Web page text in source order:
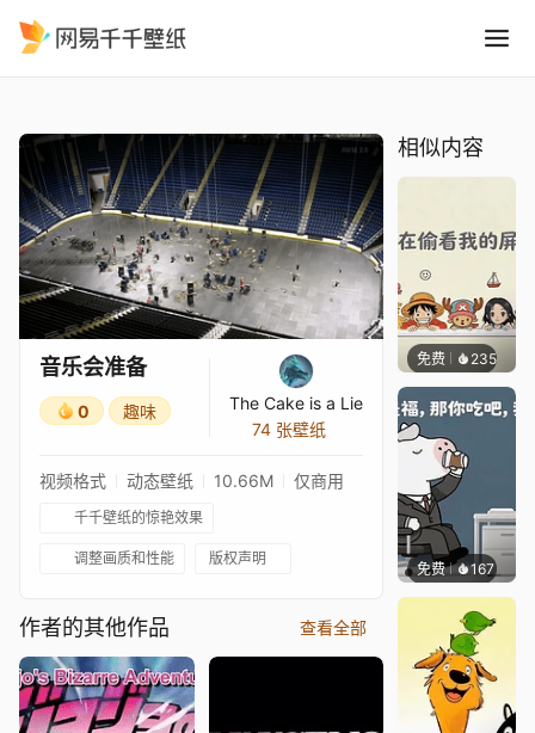
音乐会准备
0 趣味
The Cake is a Lie
74 张壁纸
视频格式 动态壁纸 10.66M 仅商用
千千壁纸的惊艳效果
调整画质和性能 版权声明
作者的其他作品 查看全部
相似内容
免费 235渔小小
免费 167渔小小